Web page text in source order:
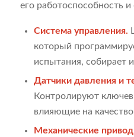
его работоспособность
Система управления.
который
испытания, собирает
Датчики давления и
Контролируют
влияющие на
Механические